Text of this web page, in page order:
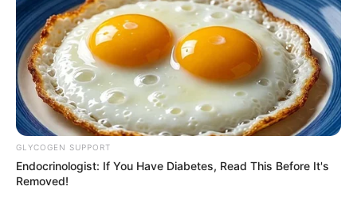
8 Kata Lucu Seputar Malam
Minggu ala Jomblo yang Bikin
Ngenes
GLYCOGEN SUPPORT
Endocrinologist: If You Have Diabetes, Read This Before It's
Removed!